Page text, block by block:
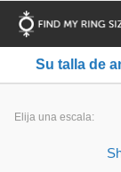
Su talla de
Elija una escala: